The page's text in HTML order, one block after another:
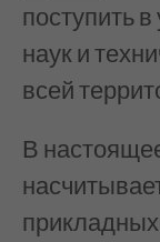
поступить
наук и
всей
В